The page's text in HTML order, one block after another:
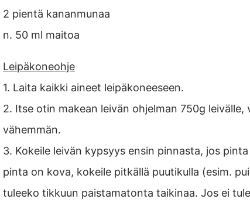
2 pientä kananmunaa
n. 50 ml maitoa
Leipäkoneohje
1. Laita kaikki aineet leipäkoneeseen.
2. Itse otin makean leivän ohjelman 750g
vähemmän.
3. Kokeile leivän kypsyys ensin pinnasta, jos
pinta on kova, kokeile pitkällä puutikulla (esim.
tuleeko tikkuun paistamatonta taikinaa. Jos ei